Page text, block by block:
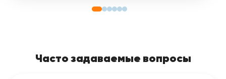
Часто задаваемые вопросы